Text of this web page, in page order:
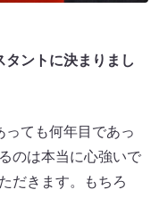
ントに決まりまし
ても何年目であっ
のは本当に心強いで
だきます。もちろ